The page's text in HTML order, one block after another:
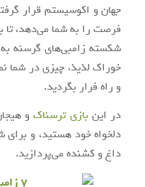
فرصت را به شما می‌دهد، تا
شکسته زامبی‌های گرسنه
خوراک لذیذ، چیزی در شما
و راه فرار بگردید.
در این بازی ترسناکو
دلخواه خود هستید، و برای
داغ و کشنده می‌پردازید.